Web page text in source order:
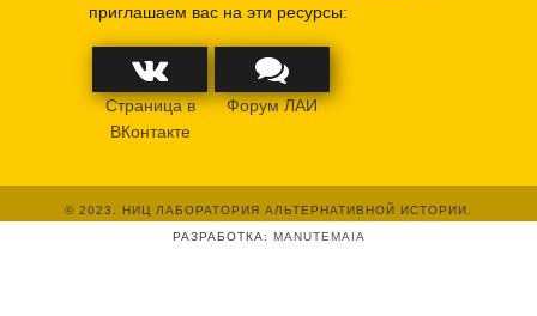
приглашаем вас на эти ресурсы:
Страница в
ВКонтакте
Форум ЛАИ
© 2023. НИЦ ЛАБОРАТОРИЯ АЛЬТЕРНАТИВНОЙ ИСТОРИИ.
РАЗРАБОТКА: MANUTEMAIA